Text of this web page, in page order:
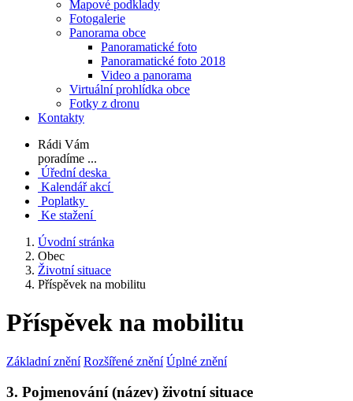
Mapové podklady
Fotogalerie
Panorama obce
Panoramatické foto
Panoramatické foto 2018
Video a panorama
Virtuální prohlídka obce
Fotky z dronu
Kontakty
Rádi Vám
poradíme ...
Úřední deska
Kalendář akcí
Poplatky
Ke stažení
Úvodní stránka
Obec
Životní situace
Příspěvek na mobilitu
Příspěvek na mobilitu
Základní znění Rozšířené znění Úplné znění
3. Pojmenování (název) životní situace